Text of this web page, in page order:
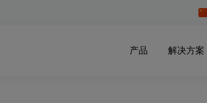
产品 解决方案